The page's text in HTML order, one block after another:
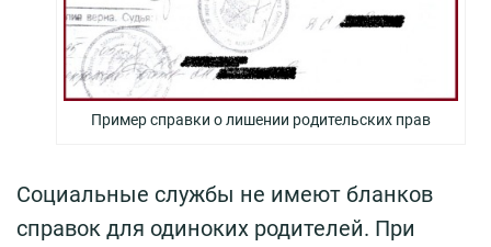
Пример справки о лишении родительских прав
Социальные службы не имеют бланков
справок для одиноких родителей. При